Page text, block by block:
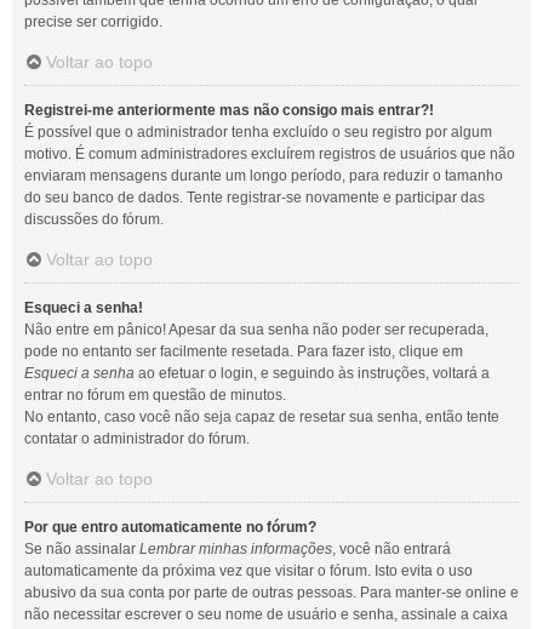
precise ser corrigido.
Voltar ao topo
Registrei-me anteriormente mas não consigo mais entrar?!
É possível que o administrador tenha excluído o seu registro por algum
motivo. É comum administradores excluírem registros de usuários que não
enviaram mensagens durante um longo período, para reduzir o tamanho
do seu banco de dados. Tente registrar-se novamente e participar das
discussões do fórum.
Voltar ao topo
Esqueci a senha!
Não entre em pânico! Apesar da sua senha não poder ser recuperada,
pode no entanto ser facilmente resetada. Para fazer isto, clique em
Esqueci a senha ao efetuar o login, e seguindo às instruções, voltará a
entrar no fórum em questão de minutos.
No entanto, caso você não seja capaz de resetar sua senha, então tente
contatar o administrador do fórum.
Voltar ao topo
Por que entro automaticamente no fórum?
Se não assinalar Lembrar minhas informações, você não entrará
automaticamente da próxima vez que visitar o fórum. Isto evita o uso
abusivo da sua conta por parte de outras pessoas. Para manter-se online e
não necessitar escrever o seu nome de usuário e senha, assinale a caixa